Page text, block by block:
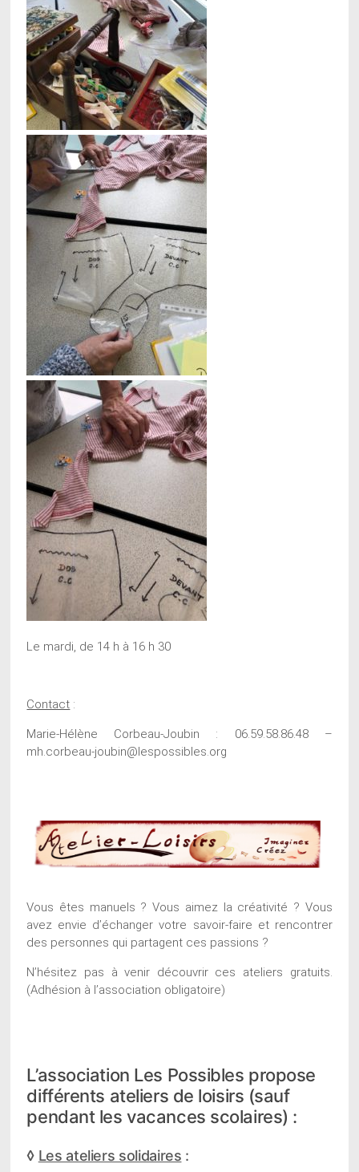
Le mardi, de 14 h à 16 h 30
Contact :
Marie-Hélène Corbeau-Joubin : 06.59.58.86.48 –
mh.corbeau-joubin@lespossibles.org
Vous êtes manuels ? Vous aimez la créativité ? Vous
avez envie d’échanger votre savoir-faire et rencontrer
des personnes qui partagent ces passions ?
N’hésitez pas à venir découvrir ces ateliers gratuits.
(Adhésion à l’association obligatoire)
L’association Les Possibles propose
différents ateliers de loisirs (sauf
pendant les vacances scolaires) :
◊ Les ateliers solidaires :